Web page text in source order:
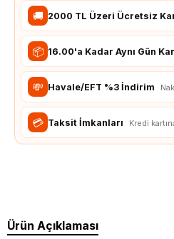
🚚 2000 TL Üzeri Ücretsiz
📦 16.00'a Kadar Aynı Gün
💸 Havale/EFT %3 İndirim
💳 Taksit İmkanları Kredi
Ürün Açıklaması